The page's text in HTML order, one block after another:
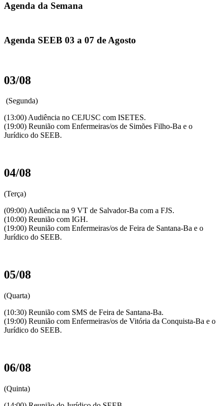
Agenda da Semana
Agenda SEEB 03 a 07 de Agosto
03/08
(Segunda)
(13:00) Audiência no CEJUSC com ISETES.
(19:00) Reunião com Enfermeiras/os de Simões Filho-Ba e o
Jurídico do SEEB.
04/08
(Terça)
(09:00) Audiência na 9 VT de Salvador-Ba com a FJS.
(10:00) Reunião com IGH.
(19:00) Reunião com Enfermeiras/os de Feira de Santana-Ba e o
Jurídico do SEEB.
05/08
(Quarta)
(10:30) Reunião com SMS de Feira de Santana-Ba.
(19:00) Reunião com Enfermeiras/os de Vitória da Conquista-Ba e o
Jurídico do SEEB.
06/08
(Quinta)